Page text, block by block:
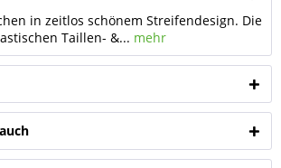
in zeitlos schönem Streifendesign. Die
Taillen- &... mehr